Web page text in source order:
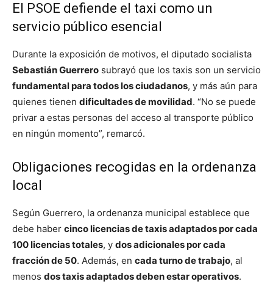
El PSOE defiende el taxi como un
servicio público esencial
Durante la exposición de motivos, el diputado socialista
Sebastián Guerrero subrayó que los taxis son un servicio
fundamental para todos los ciudadanos, y más aún para
quienes tienen dificultades de movilidad. “No se puede
privar a estas personas del acceso al transporte público
en ningún momento”, remarcó.
Obligaciones recogidas en la ordenanza
local
Según Guerrero, la ordenanza municipal establece que
debe haber cinco licencias de taxis adaptados por cada
100 licencias totales, y dos adicionales por cada
fracción de 50. Además, en cada turno de trabajo, al
menos dos taxis adaptados deben estar operativos.